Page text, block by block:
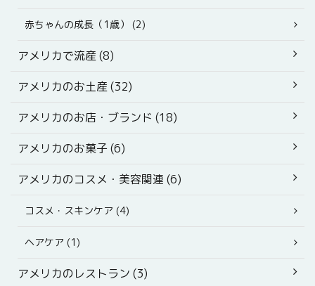
赤ちゃんの成長（1歳） (2)
アメリカで流産 (8)
アメリカのお土産 (32)
アメリカのお店・ブランド (18)
アメリカのお菓子 (6)
アメリカのコスメ・美容関連 (6)
コスメ・スキンケア (4)
ヘアケア (1)
アメリカのレストラン (3)